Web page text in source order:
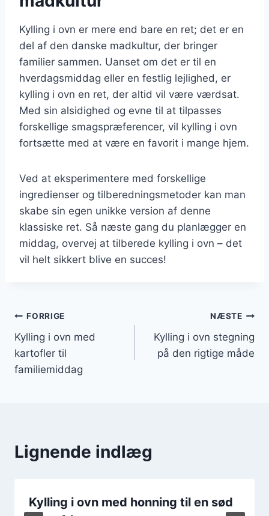
Kylling i ovn er mere end bare en ret; det er en
del af den danske madkultur, der bringer
familier sammen. Uanset om det er til en
hverdagsmiddag eller en festlig lejlighed, er
kylling i ovn en ret, der altid vil være værdsat.
Med sin alsidighed og evne til at tilpasses
forskellige smagspræferencer, vil kylling i ovn
fortsætte med at være en favorit i mange hjem.
Ved at eksperimentere med forskellige
ingredienser og tilberedningsmetoder kan man
skabe sin egen unikke version af denne
klassiske ret. Så næste gang du planlægger en
middag, overvej at tilberede kylling i ovn – det
vil helt sikkert blive en succes!
Indlægsnavigation
FORRIGE
Kylling i ovn med
kartofler til
familiemiddag
NÆSTE
Kylling i ovn stegning
på den rigtige måde
Lignende indlæg
Kylling i ovn med honning til en sød